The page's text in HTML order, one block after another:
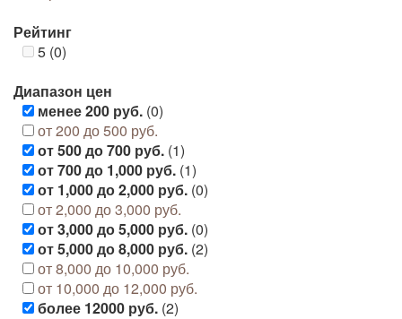
Рейтинг
5 (0)
Диапазон цен
менее 200 руб. (0)
от 200 до 500 руб.
от 500 до 700 руб. (1)
от 700 до 1,000 руб. (1)
от 1,000 до 2,000 руб. (0)
от 2,000 до 3,000 руб.
от 3,000 до 5,000 руб. (0)
от 5,000 до 8,000 руб. (2)
от 8,000 до 10,000 руб.
от 10,000 до 12,000 руб.
более 12000 руб. (2)